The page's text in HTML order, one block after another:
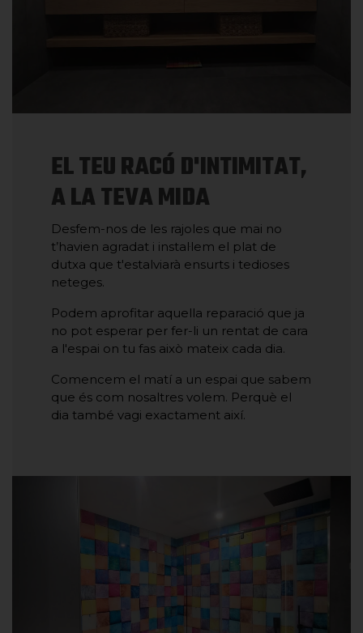
EL TEU RACÓ D'INTIMITAT,
A LA TEVA MIDA
Desfem-nos de les rajoles que mai no
t’havien agradat i instal·lem el plat de
dutxa que t'estalviarà ensurts i tedioses
neteges.
Podem aprofitar aquella reparació que ja
no pot esperar per fer-li un rentat de cara
a l'espai on tu fas això mateix cada dia.
Comencem el matí a un espai que sabem
que és com nosaltres volem. Perquè el
dia també vagi exactament així.